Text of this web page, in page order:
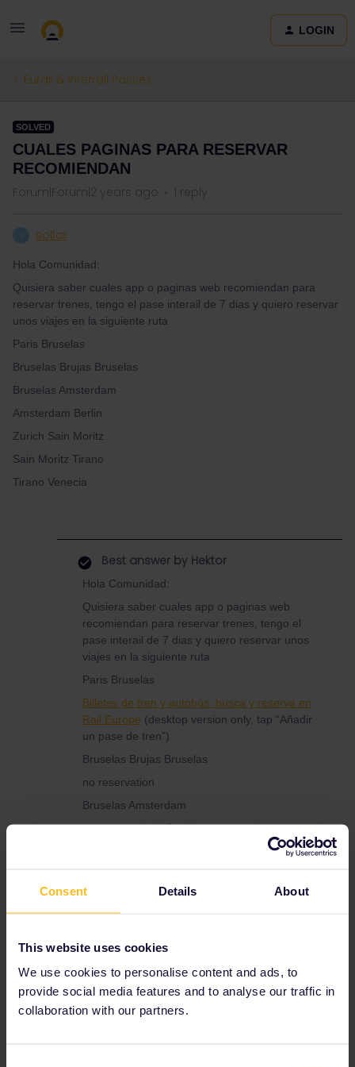
Consent Details About
This website uses cookies
We use cookies to personalise content and ads, to
provide social media features and to analyse our traffic in
collaboration with our partners.
LOGIN
Eurail & Interrail Passes
SOLVED
CUALES PAGINAS PARA RESERVAR
RECOMIENDAN
Forum|Forum|2 years ago 1 reply
solfar
Hola Comunidad:
Quisiera saber cuales app o paginas web recomiendan para
reservar trenes, tengo el pase interail de 7 dias y quiero reservar
unos viajes en la siguiente ruta
Paris Bruselas
Bruselas Brujas Bruselas
Bruselas Amsterdam
Amsterdam Berlin
Zurich Sain Moritz
Sain Moritz Tirano
Tirano Venecia
Best answer by Hektor
Hola Comunidad:
Quisiera saber cuales app o paginas web
recomiendan para reservar trenes, tengo el
pase interail de 7 dias y quiero reservar unos
viajes en la siguiente ruta
Paris Bruselas
Billetes de tren y autobús: busca y reserva en
Rail Europe (desktop version only, tap “Añadir
un pase de tren”)
Bruselas Brujas Bruselas
no reservation
Bruselas Amsterdam
recommended: IC without reservation
Zurich Sain Moritz
Sain Moritz Tirano
regional trains (recommended) without
reservation; Bernina Express:
- Shop (rhb.ch)